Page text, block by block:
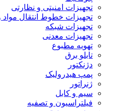
تجهیزات امنیتی و نظارتی
تجهیزات خطوط انتقال مواد
تجهیزات شبکه
تجهیزات معدنی
تهویه مطبوع
تابلو برق
دژنکتور
پمپ هیدرولیک
ژنراتور
سیم و کابل
فیلتراسیون و تصفیه